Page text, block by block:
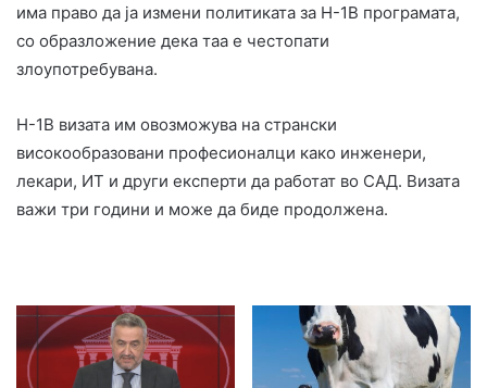
има право да ја измени политиката за H-1B програмата,
со образложение дека таа е честопати
злоупотребувана.
H-1B визата им овозможува на странски
високообразовани професионалци како инженери,
лекари, ИТ и други експерти да работат во САД. Визата
важи три години и може да биде продолжена.